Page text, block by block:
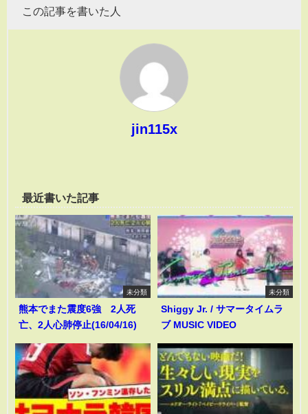
この記事を書いた人
jin115x
最近書いた記事
未分類
熊本でまた震度6強 2人死
亡、2人心肺停止(16/04/16)
未分類
Shiggy Jr. / サマータイムラ
ブ MUSIC VIDEO